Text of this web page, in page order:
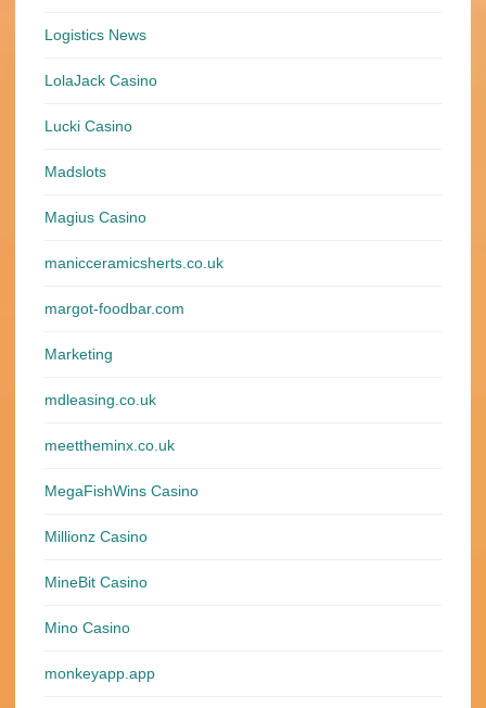
Logistics News
LolaJack Casino
Lucki Casino
Madslots
Magius Casino
manicceramicsherts.co.uk
margot-foodbar.com
Marketing
mdleasing.co.uk
meettheminx.co.uk
MegaFishWins Casino
Millionz Casino
MineBit Casino
Mino Casino
monkeyapp.app